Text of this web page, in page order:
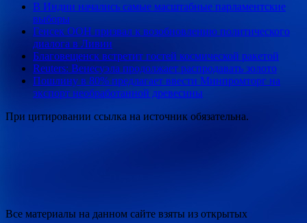
В Индии начались самые масштабные парламентские
выборы
Генсек ООН призвал к возобновлению политического
диалога в Ливии
Благовещенск встретит гостей космической ракетой
Reuters: Венесуэла продолжает распродавать золото
Пошлину в 80% предлагает ввести Минпромторг на
экспорт необработанной древесины
При цитировании ссылка на источник обязательна.
Все материалы на данном сайте взяты из открытых